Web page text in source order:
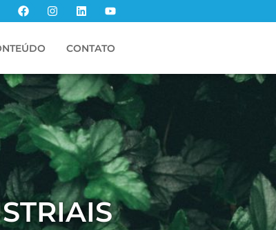
CONTATO